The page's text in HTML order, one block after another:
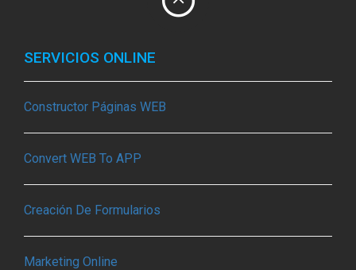
SERVICIOS ONLINE
Constructor Páginas WEB
Convert WEB To APP
Creación De Formularios
Marketing Online